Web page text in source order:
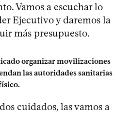
Vamos a escuchar lo
Ejecutivo y daremos la
más presupuesto.
organizar movilizaciones
las autoridades sanitarias
cuidados, las vamos a